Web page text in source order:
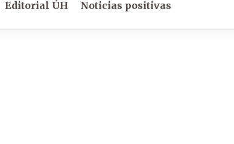
Editorial ÚH Noticias positivas